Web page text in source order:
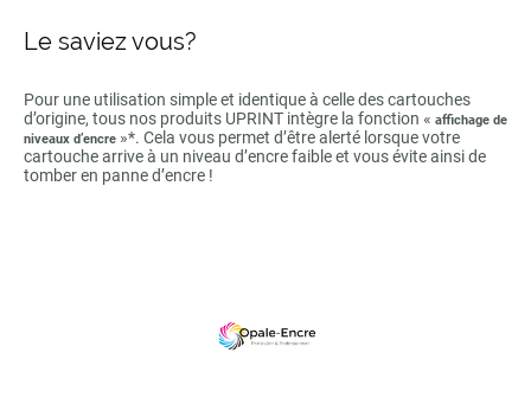
Le saviez vous?
Pour une utilisation simple et identique à celle des cartouches
d’origine, tous nos produits UPRINT intègre la fonction « affichage de
niveaux d’encre »*. Cela vous permet d’être alerté lorsque votre
cartouche arrive à un niveau d’encre faible et vous évite ainsi de
tomber en panne d’encre !